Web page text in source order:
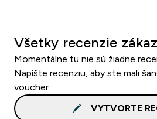
Všetky recenzie
Momentálne tu nie sú žiadne
Napíšte recenziu, aby ste mali
voucher.
VYTVORTE